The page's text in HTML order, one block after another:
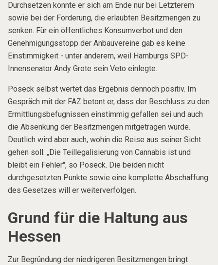
Durchsetzen konnte er sich am Ende nur bei Letzterem
sowie bei der Forderung, die erlaubten Besitzmengen zu
senken. Für ein öffentliches Konsumverbot und den
Genehmigungsstopp der Anbauvereine gab es keine
Einstimmigkeit - unter anderem, weil Hamburgs SPD-
Innensenator Andy Grote sein Veto einlegte.
Poseck selbst wertet das Ergebnis dennoch positiv. Im
Gespräch mit der FAZ betont er, dass der Beschluss zu den
Ermittlungsbefugnissen einstimmig gefallen sei und auch
die Absenkung der Besitzmengen mitgetragen wurde.
Deutlich wird aber auch, wohin die Reise aus seiner Sicht
gehen soll: „Die Teillegalisierung von Cannabis ist und
bleibt ein Fehler", so Poseck. Die beiden nicht
durchgesetzten Punkte sowie eine komplette Abschaffung
des Gesetzes will er weiterverfolgen.
Grund für die Haltung aus
Hessen
Zur Begründung der niedrigeren Besitzmengen bringt